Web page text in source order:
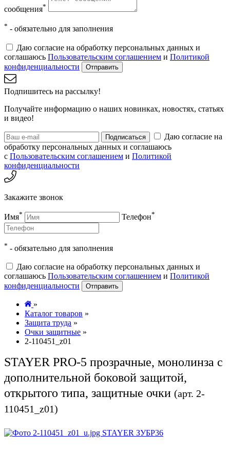
сообщения*
* - обязательно для заполнения
Даю согласие на обработку персональных данных и
соглашаюсь Пользовательским соглашением и Политикой
конфиденциальности
Отправить
Подпишитесь на рассылку!
Получайте информацию о наших новинках, новостях, статьях
и видео!
Подписаться
Даю согласие на
обработку персональных данных и соглашаюсь
с Пользовательским соглашением и Политикой
конфиденциальности
Закажите звонок
Имя* Телефон*
* - обязательно для заполнения
Даю согласие на обработку персональных данных и
соглашаюсь Пользовательским соглашением и Политикой
конфиденциальности
Отправить
»
Каталог товаров »
Защита труда »
Очки защитные »
2-110451_z01
STAYER PRO-5 прозрачные, монолинза с
дополнительной боковой защитой,
открытого типа, защитные очки (арт. 2-
110451_z01)